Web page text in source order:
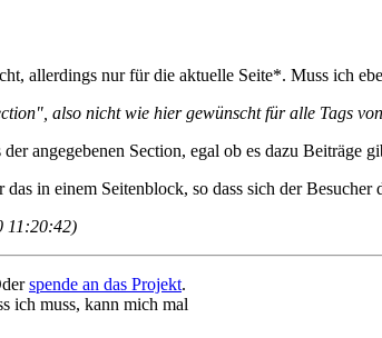
allerdings nur für die aktuelle Seite*. Muss ich
also nicht wie hier gewünscht für alle Tags
angegebenen Section, egal ob es dazu
in einem Seitenblock, so dass sich der
11:20:42)
spende an das Projekt.
ich muss, kann mich mal